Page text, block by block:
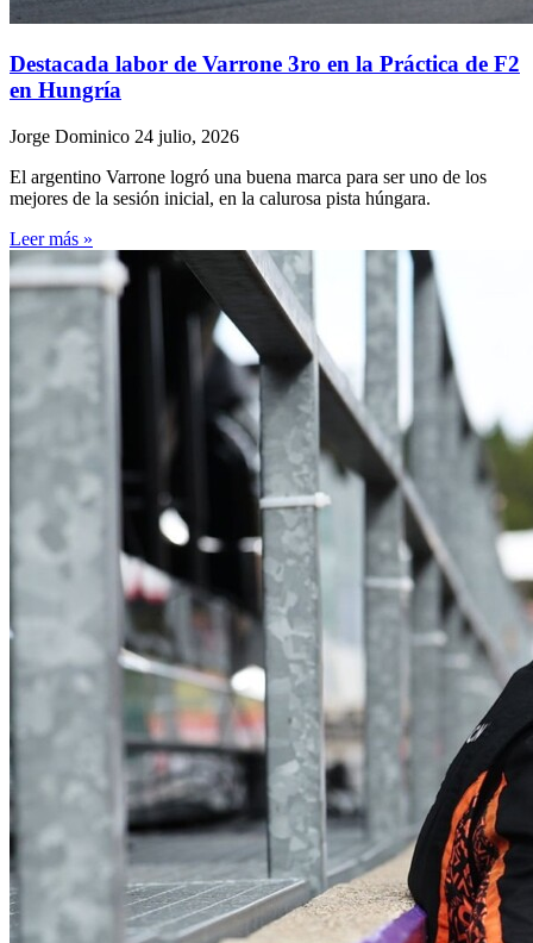
Destacada labor de Varrone 3ro en la Práctica de F2
en Hungría
Jorge Dominico 24 julio, 2026
El argentino Varrone logró una buena marca para ser uno de los
mejores de la sesión inicial, en la calurosa pista húngara.
Leer más »